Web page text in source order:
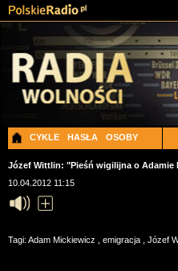
CYKLE HASŁA OSOBY
Józef Wittlin: "Pieśń wigilijna o Adamie
10.04.2012 11:15
Tagi: Adam Mickiewicz emigracja Józef